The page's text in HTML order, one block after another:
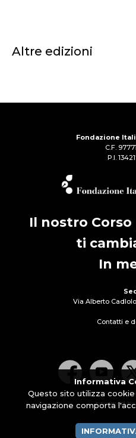
Altre edizioni
Fondazione
C.F.
P.I.
Il nostro
ti
In
Via Alberto Cadlolo
Contatti e
powered
Informativa
Questo sito utilizza
navigazione comporta